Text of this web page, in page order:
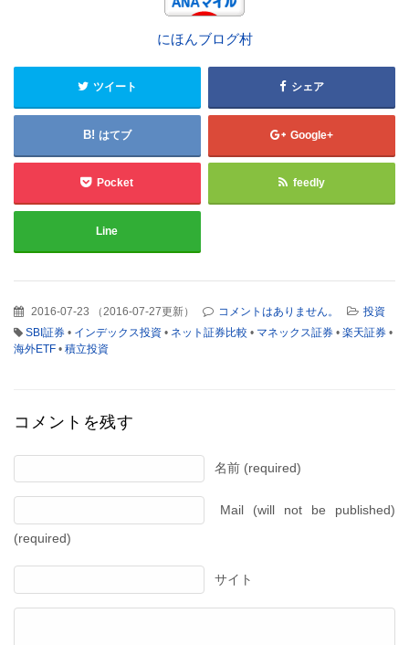
にほんブログ村
ツイート シェア
はてブ Google+
Pocket feedly
Line
2016-07-23 （2016-07-27更新） コメントはありません。
投資
SBI証券 • インデックス投資 • ネット証券比較 • マネックス証券 • 楽天証券 •
海外ETF • 積立投資
コメントを残す
名前 (required)
Mail (will not be published)
(required)
サイト